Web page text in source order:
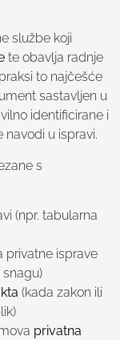
službe koji
te obavlja radnje
to najčešće
sastavljen u
identificirane i
u ispravi.
s
(npr. tabularna
privatne isprave
(kada zakon ili
privatna